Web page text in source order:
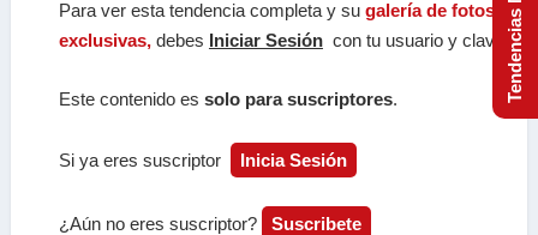
Para ver esta tendencia completa y sugalería de fotos
exclusivas, debes Iniciar Sesión con tu usuario y clave.
Este contenido es solo para suscriptores.
Si ya eres suscriptor Inicia Sesión
¿Aún no eres suscriptor? Suscribete